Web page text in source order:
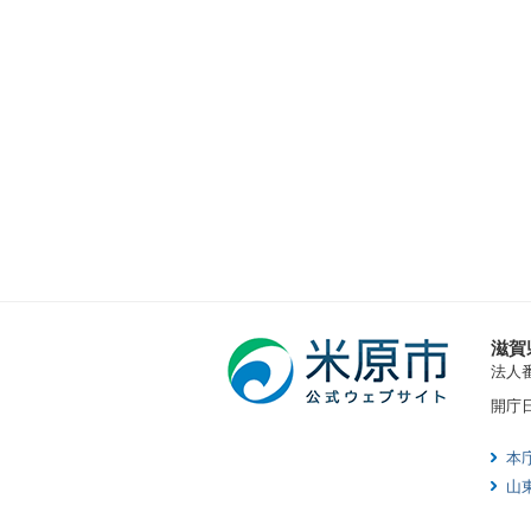
滋賀
法人
開庁
本
山